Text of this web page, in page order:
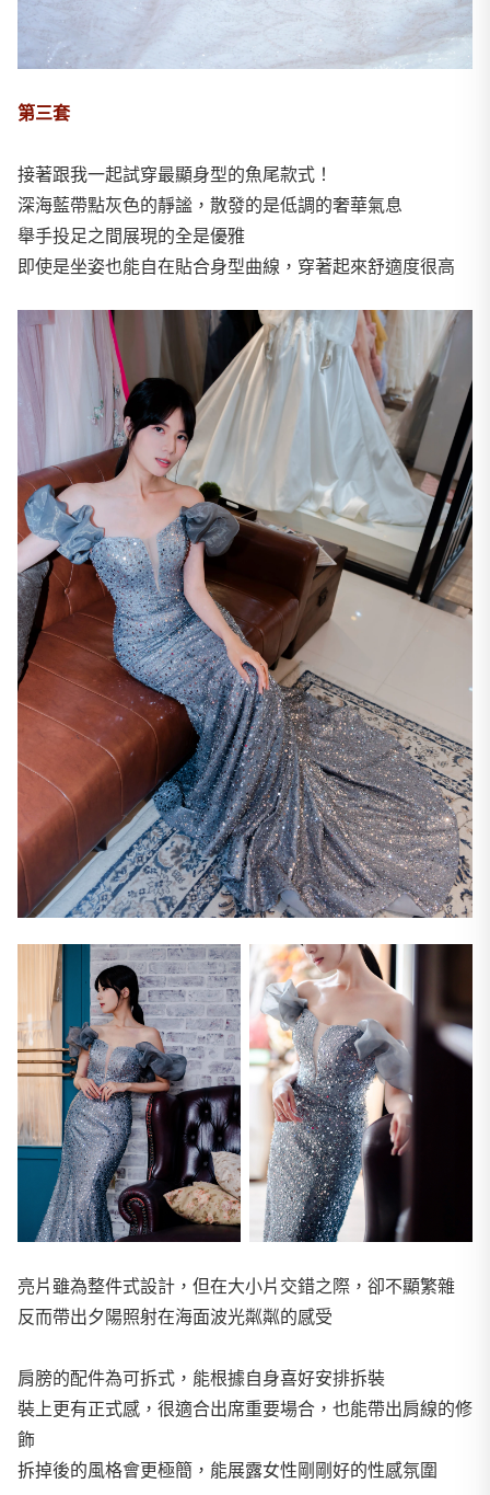
第三套
接著跟我一起試穿最顯身型的魚尾款式！
深海藍帶點灰色的靜謐，散發的是低調的奢華氣息
舉手投足之間展現的全是優雅
即使是坐姿也能自在貼合身型曲線，穿著起來舒適度很高
亮片雖為整件式設計，但在大小片交錯之際，卻不顯繁雜
反而帶出夕陽照射在海面波光粼粼的感受
肩膀的配件為可拆式，能根據自身喜好安排拆裝
裝上更有正式感，很適合出席重要場合，也能帶出肩線的修
飾
拆掉後的風格會更極簡，能展露女性剛剛好的性感氛圍